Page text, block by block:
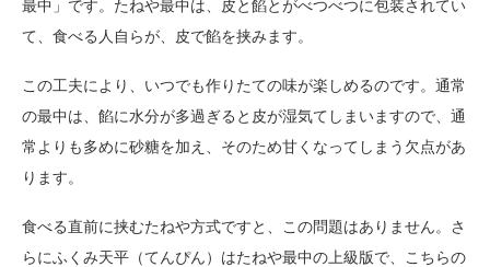
最中」です。たねや最中は、皮と餡とがべつべつに包装されてい
て、食べる人自らが、皮で餡を挟みます。
この工夫により、いつでも作りたての味が楽しめるのです。通常
の最中は、餡に水分が多過ぎると皮が湿気てしまいますので、通
常よりも多めに砂糖を加え、そのため甘くなってしまう欠点があ
ります。
食べる直前に挟むたねや方式ですと、この問題はありません。さ
らにふくみ天平（てんぴん）はたねや最中の上級版で、こちらの